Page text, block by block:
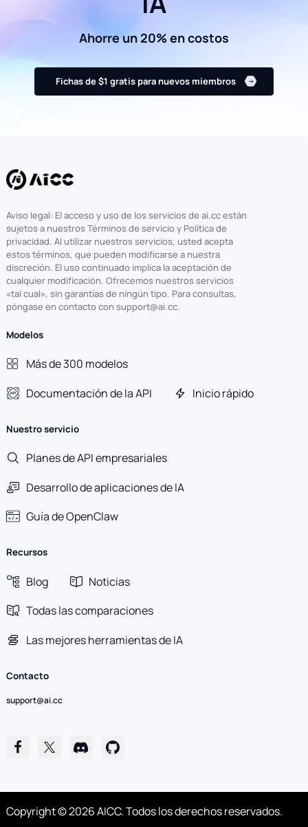
Ahorre un 20% en costos
Fichas de $1 gratis para nuevos miembros
Aviso legal: El acceso y uso de los servicios de ai.cc están
sujetos a nuestros Términos de servicio y Política de
privacidad. Al utilizar nuestros servicios, usted acepta
estos términos, que pueden modificarse a nuestra
discreción. El uso continuado implica la aceptación de
cualquier modificación. Ofrecemos nuestros servicios
«tal cual», sin garantías de ningún tipo. Para consultas,
póngase en contacto con support@ai.cc.
Modelos
Más de 300 modelos
Documentación de la API
Inicio rápido
Nuestro servicio
Planes de API empresariales
Desarrollo de aplicaciones de IA
Guía de OpenClaw
Recursos
Blog
Noticias
Todas las comparaciones
Las mejores herramientas de IA
Contacto
support@ai.cc
Copyright © 2026 AICC. Todos los derechos reservados.